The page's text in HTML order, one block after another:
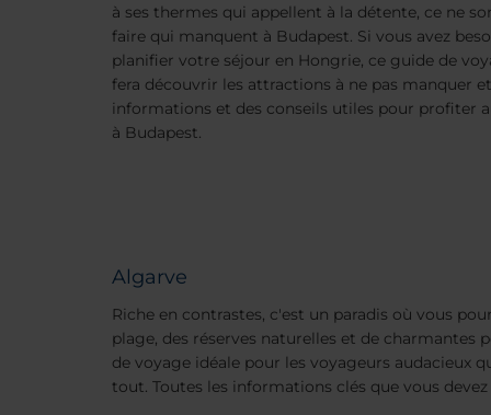
à ses thermes qui appellent à la détente, ce ne
faire qui manquent à Budapest. Si vous avez
planifier votre séjour en Hongrie, ce guide de
fera découvrir les attractions à ne pas manquer
informations et des conseils utiles pour profiter
à Budapest.
Algarve
Riche en contrastes, c'est un paradis où vous
plage, des réserves naturelles et de charmantes
de voyage idéale pour les voyageurs audacieux
tout. Toutes les informations clés que vous